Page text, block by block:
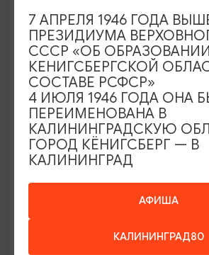
Арт-вечер на выставке
страсти»
14.08.2026 18:00
Калининград, Калининградский
изобразительных искусств
ОТ 300₽
АФИША
КАЛИНИНГРАД80
7 АПРЕЛЯ 1946 ГОДА
ПРЕЗИДИУМА
СССР «ОБ ОБРАЗОВАНИИ
КЕНИГСБЕРГСКОЙ
СОСТАВЕ РСФСР»
4 ИЮЛЯ 1946 ГОДА ОНА
ПЕРЕИМЕНОВАНА В
КАЛИНИНГРАДСКУЮ
ГОРОД КЁНИГСБЕРГ — В
КАЛИНИНГРАД